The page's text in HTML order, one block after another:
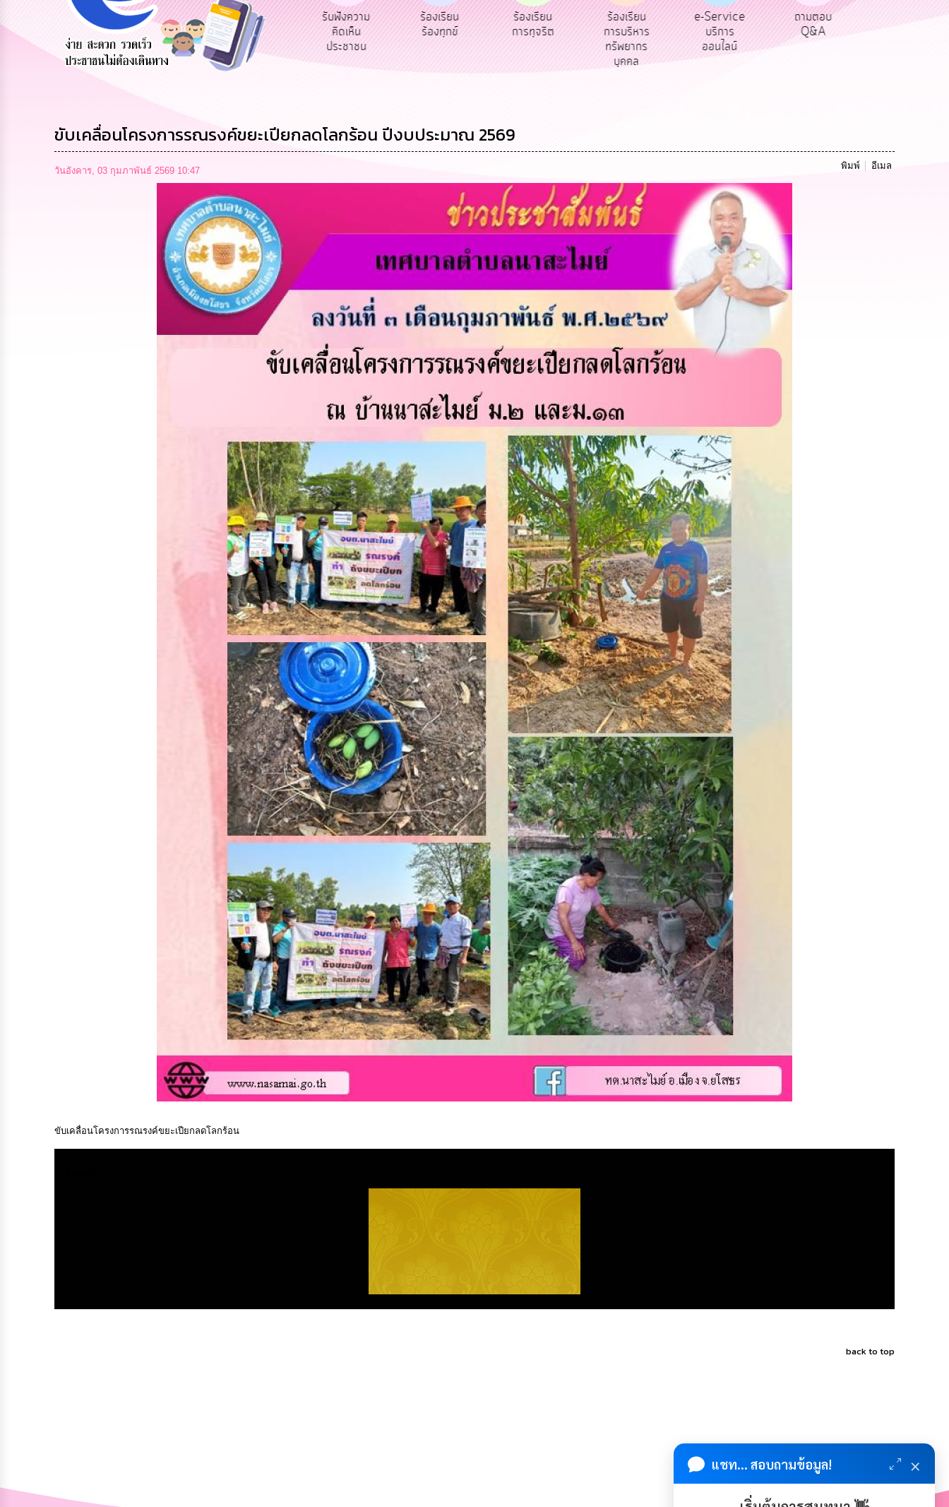
ข้อมูลการ
สายด่วนผู้
บริหาร
รับฟังความ
คิดเห็น
ประชาชน
ร้องเรียน
ร้องทุกข์
ร้องเรียน
การทุจริต
ร้องเรียน
การบริหาร
e-Service
บริการ
ออนไลน์
ถามตอบ
Q&A
สำรวจความ
พึงพอใจ
ผู้รับเบีย
ขับเคลื่อนโครงการรณรงค์ขยะเปียกลดโลกร้อน ปีงบประมาณ 2569
วันอังคาร, 03 กุมภาพันธ์ 2569 10:47 พิมพ์ อีเมล
ขับเคลื่อนโครงการรณรงค์ขยะเปียกลดโลกร้อน
back to top
แชท... สอบถามข้อมูล! ×